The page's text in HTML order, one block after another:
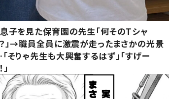
子を見た保育園の先生「何そのTシャ
？」→職員全員に激震が走ったまさかの光景
そりゃ先生も大興奮するはず」「すげー